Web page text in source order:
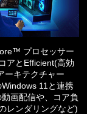
プロセッサー
アとEfficient(高効
ーキテクチャー
11と連携
画配信や、コア負
レンダリングなど)